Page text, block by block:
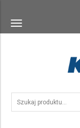
Toggle
navigation